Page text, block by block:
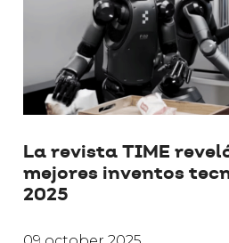
La revista TIME
mejores inventos
2025